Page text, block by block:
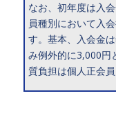
なお、初年度は入
員種別において入
す。基本、入会金
み例外的に3,000円
質負担は個人正会員